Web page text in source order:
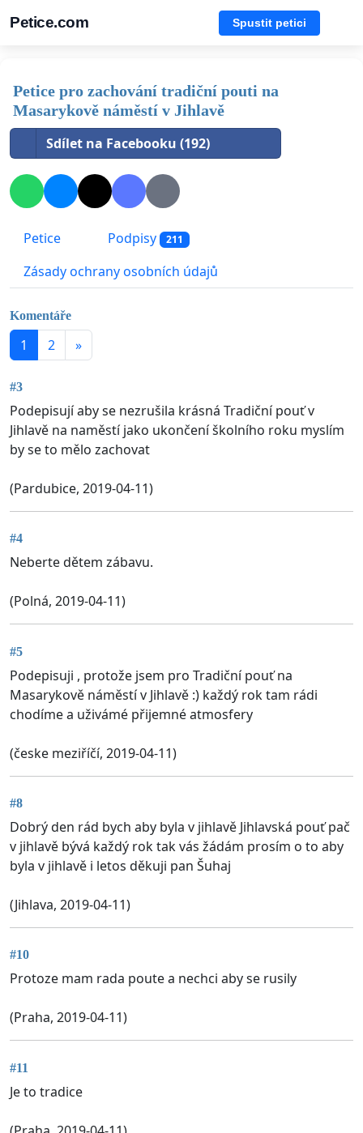
Petice.com Spustit petici
Petice pro zachování tradiční pouti na
Masarykově náměstí v Jihlavě
Sdílet na Facebooku (192)
Petice Podpisy 211
Zásady ochrany osobních údajů
Komentáře
1 2 »
#3
Podepisují aby se nezrušila krásná Tradiční pouť v
Jihlavě na naměstí jako ukončení školního roku myslím
by se to mělo zachovat
(Pardubice, 2019-04-11)
#4
Neberte dětem zábavu.
(Polná, 2019-04-11)
#5
Podepisuji , protože jsem pro Tradiční pouť na
Masarykově náměstí v Jihlavě :) každý rok tam rádi
chodíme a uživámé přijemné atmosfery
(česke meziříčí, 2019-04-11)
#8
Dobrý den rád bych aby byla v jihlavě Jihlavská pouť pač
v jihlavě bývá každý rok tak vás žádám prosím o to aby
byla v jihlavě i letos děkuji pan Šuhaj
(Jihlava, 2019-04-11)
#10
Protoze mam rada poute a nechci aby se rusily
(Praha, 2019-04-11)
#11
Je to tradice